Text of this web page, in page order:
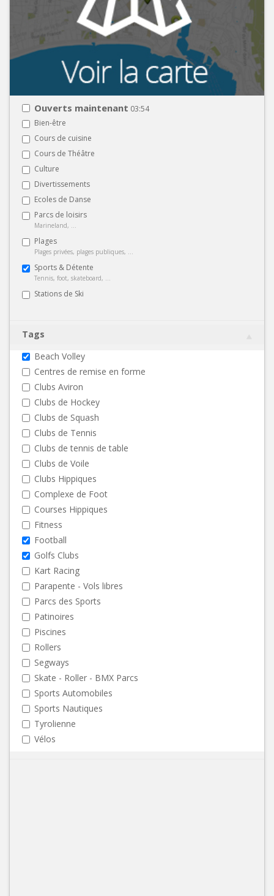
Ouverts maintenant 03:54
Bien-être
Cours de cuisine
Cours de Théâtre
Culture
Divertissements
Ecoles de Danse
Parcs de loisirs
Marineland, ...
Plages
Plages privées, plages publiques, ...
Sports & Détente
Tennis, foot, skateboard, ...
Stations de Ski
Tags
Beach Volley
Centres de remise en forme
Clubs Aviron
Clubs de Hockey
Clubs de Squash
Clubs de Tennis
Clubs de tennis de table
Clubs de Voile
Clubs Hippiques
Complexe de Foot
Courses Hippiques
Fitness
Football
Golfs Clubs
Kart Racing
Parapente - Vols libres
Parcs des Sports
Patinoires
Piscines
Rollers
Segways
Skate - Roller - BMX Parcs
Sports Automobiles
Sports Nautiques
Tyrolienne
Vélos